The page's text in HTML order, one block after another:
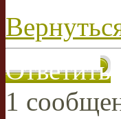
Ответить
1